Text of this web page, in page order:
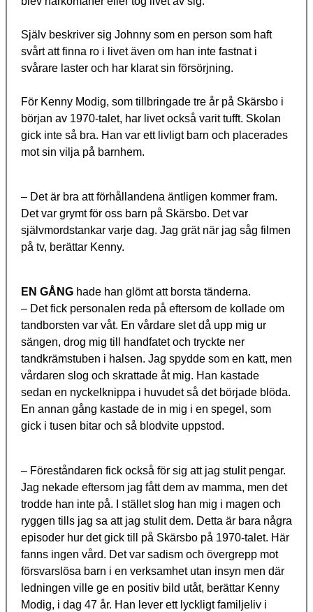
Själv beskriver sig Johnny som en person som haft
svårt att finna ro i livet även om han inte fastnat i
svårare laster och har klarat sin försörjning.
För Kenny Modig, som tillbringade tre år på Skärsbo i
början av 1970-talet, har livet också varit tufft. Skolan
gick inte så bra. Han var ett livligt barn och placerades
mot sin vilja på barnhem.
– Det är bra att förhållandena äntligen kommer fram.
Det var grymt för oss barn på Skärsbo. Det var
självmordstankar varje dag. Jag grät när jag såg filmen
på tv, berättar Kenny.
EN GÅNG hade han glömt att borsta tänderna.
– Det fick personalen reda på eftersom de kollade om
tandborsten var våt. En vårdare slet då upp mig ur
sängen, drog mig till handfatet och tryckte ner
tandkrämstuben i halsen. Jag spydde som en katt, men
vårdaren slog och skrattade åt mig. Han kastade
sedan en nyckelknippa i huvudet så det började blöda.
En annan gång kastade de in mig i en spegel, som
gick i tusen bitar och så blodvite uppstod.
– Föreståndaren fick också för sig att jag stulit pengar.
Jag nekade eftersom jag fått dem av mamma, men det
trodde han inte på. I stället slog han mig i magen och
ryggen tills jag sa att jag stulit dem. Detta är bara några
episoder hur det gick till på Skärsbo på 1970-talet. Här
fanns ingen vård. Det var sadism och övergrepp mot
försvarslösa barn i en verksamhet utan insyn men där
ledningen ville ge en positiv bild utåt, berättar Kenny
Modig, i dag 47 år. Han lever ett lyckligt familjeliv i